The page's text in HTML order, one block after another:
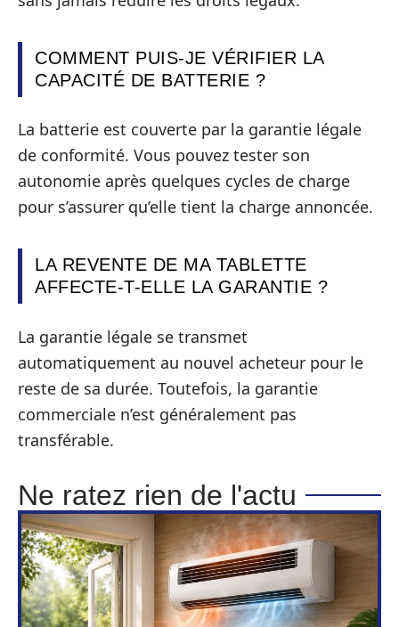
COMMENT PUIS-JE VÉRIFIER LA
CAPACITÉ DE BATTERIE ?
La batterie est couverte par la garantie légale
de conformité. Vous pouvez tester son
autonomie après quelques cycles de charge
pour s’assurer qu’elle tient la charge annoncée.
LA REVENTE DE MA TABLETTE
AFFECTE-T-ELLE LA GARANTIE ?
La garantie légale se transmet
automatiquement au nouvel acheteur pour le
reste de sa durée. Toutefois, la garantie
commerciale n’est généralement pas
transférable.
Ne ratez rien de l'actu